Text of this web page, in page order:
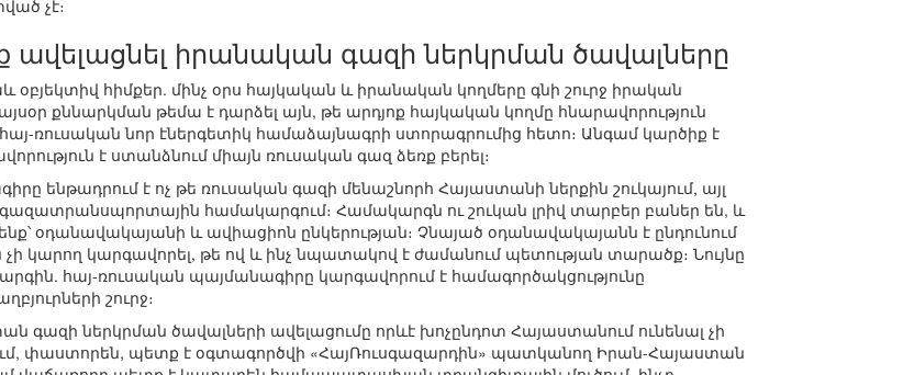
չէ։
ավելացնել իրանական գազի ներկրման ծավալները
օբյեկտիվ հիմքեր. մինչ օրս հայկական և իրանական կողմերը գնի շուրջ իրական
քննարկման թեմա է դարձել այն, թե արդյոք հայկական կողմը հնարավորություն
ռուսական նոր էներգետիկ համաձայնագրի ստորագրումից հետո։ Անգամ կարծիք է
է ստանձնում միայն ռուսական գազ ձեռք բերել։
ենթադրում է ոչ թե ռուսական գազի մենաշնորհ Հայաստանի ներքին շուկայում, այլ
համակարգում։ Համակարգն ու շուկան լրիվ տարբեր բաներ են, և
օդանավակայանի և ավիացիոն ընկերության։ Չնայած օդանավակայանն է ընդունում
կարող կարգավորել, թե ով և ինչ նպատակով է ժամանում պետության տարածք։ Նույնը
հայ-ռուսական պայմանագիրը կարգավորում է համագործակցությունը
շուրջ։
գազի ներկրման ծավալների ավելացումը որևէ խոչընդոտ Հայաստանում ունենալ չի
փաստորեն, պետք է օգտագործվի «ՀայՌուսգազարդին» պատկանող Իրան-Հայաստան